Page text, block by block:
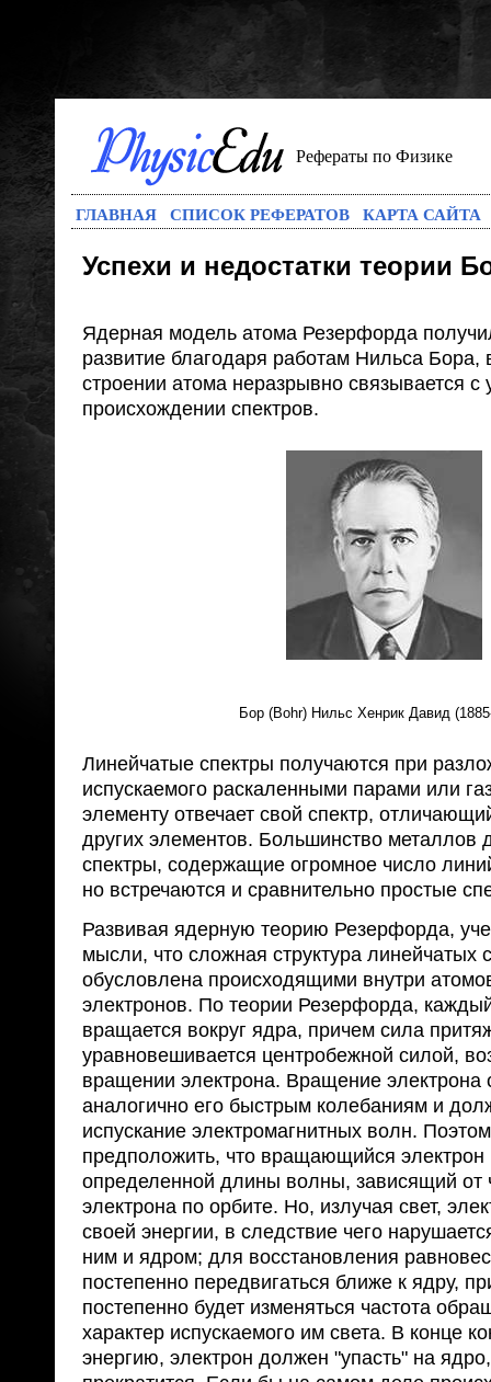
Рефераты по Физике
ГЛАВНАЯ СПИСОК РЕФЕРАТОВ КАРТА САЙТА
Успехи и недостатки теории
Ядерная модель атома Резерфорда
развитие благодаря работам Нильса Бора,
строении атома неразрывно связывается с
происхождении спектров.
Бор (Bohr) Нильс Хенрик Давид
Линейчатые спектры получаются при
испускаемого раскаленными парами или
элементу отвечает свой спектр,
других элементов. Большинство металлов
спектры, содержащие огромное число
но встречаются и сравнительно простые
Развивая ядерную теорию Резерфорда,
мысли, что сложная структура линейчатых
обусловлена происходящими внутри
электронов. По теории Резерфорда,
вращается вокруг ядра, причем сила
уравновешивается центробежной силой,
вращении электрона. Вращение электрона
аналогично его быстрым колебаниям и
испускание электромагнитных волн.
предположить, что вращающийся электрон
определенной длины волны, зависящий от
электрона по орбите. Но, излучая свет,
своей энергии, в следствие чего
ним и ядром; для восстановления
постепенно передвигаться ближе к ядру,
постепенно будет изменяться частота
характер испускаемого им света. В конце
энергию, электрон должен "упасть" на